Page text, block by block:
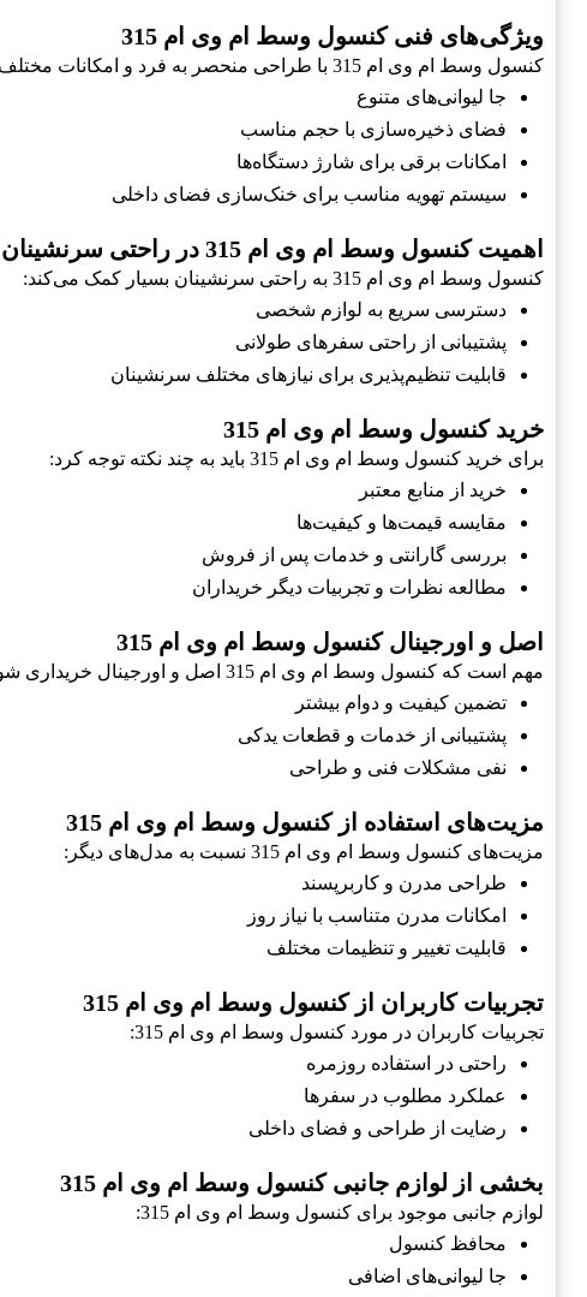
ویژگی‌های فنی کنسول وسط ام وی ام 315
کنسول وسط ام وی ام 315 با طراحی منحصر به فرد و امکانات مختلف ارائه می‌شود:
جا لیوانی‌های متنوع
فضای ذخیره‌سازی با حجم مناسب
امکانات برقی برای شارژ دستگاه‌ها
سیستم تهویه مناسب برای خنک‌سازی فضای داخلی
اهمیت کنسول وسط ام وی ام 315 در راحتی سرنشینان
کنسول وسط ام وی ام 315 به راحتی سرنشینان بسیار کمک می‌کند:
دسترسی سریع به لوازم شخصی
پشتیبانی از راحتی سفرهای طولانی
قابلیت تنظیم‌پذیری برای نیازهای مختلف سرنشینان
خرید کنسول وسط ام وی ام 315
برای خرید کنسول وسط ام وی ام 315 باید به چند نکته توجه کرد:
خرید از منابع معتبر
مقایسه قیمت‌ها و کیفیت‌ها
بررسی گارانتی و خدمات پس از فروش
مطالعه نظرات و تجربیات دیگر خریداران
اصل و اورجینال کنسول وسط ام وی ام 315
مهم است که کنسول وسط ام وی ام 315 اصل و اورجینال خریداری شود:
تضمین کیفیت و دوام بیشتر
پشتیبانی از خدمات و قطعات یدکی
نفی مشکلات فنی و طراحی
مزیت‌های استفاده از کنسول وسط ام وی ام 315
مزیت‌های کنسول وسط ام وی ام 315 نسبت به مدل‌های دیگر:
طراحی مدرن و کاربرپسند
امکانات مدرن متناسب با نیاز روز
قابلیت تغییر و تنظیمات مختلف
تجربیات کاربران از کنسول وسط ام وی ام 315
تجربیات کاربران در مورد کنسول وسط ام وی ام 315:
راحتی در استفاده روزمره
عملکرد مطلوب در سفرها
رضایت از طراحی و فضای داخلی
بخشی از لوازم جانبی کنسول وسط ام وی ام 315
لوازم جانبی موجود برای کنسول وسط ام وی ام 315:
محافظ کنسول
جا لیوانی‌های اضافی